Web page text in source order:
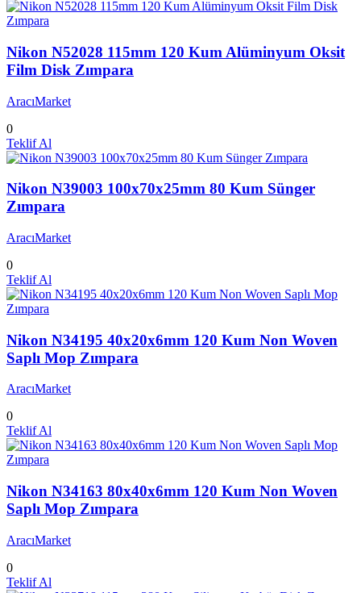
Nikon N52028 115mm 120 Kum Alüminyum Oksit
Film Disk Zımpara
AracıMarket
0
Teklif Al
Nikon N39003 100x70x25mm 80 Kum Sünger
Zımpara
AracıMarket
0
Teklif Al
Nikon N34195 40x20x6mm 120 Kum Non Woven
Saplı Mop Zımpara
AracıMarket
0
Teklif Al
Nikon N34163 80x40x6mm 120 Kum Non Woven
Saplı Mop Zımpara
AracıMarket
0
Teklif Al